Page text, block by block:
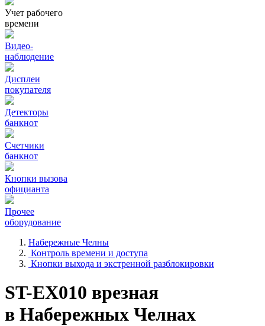
Учет рабочего
времени
Видео‑
наблюдение
Дисплеи
покупателя
Детекторы
банкнот
Счетчики
банкнот
Кнопки вызова
официанта
Прочее
оборудование
Набережные Челны
Контроль времени и доступа
Кнопки выхода и экстренной разблокировки
ST-EX010 врезная
в Набережных Челнах